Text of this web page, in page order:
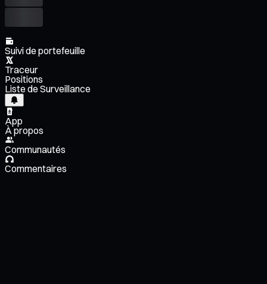
Suivi de portefeuille
Traceur
Positions
Liste de Surveillance
App
À propos
Communautés
Commentaires